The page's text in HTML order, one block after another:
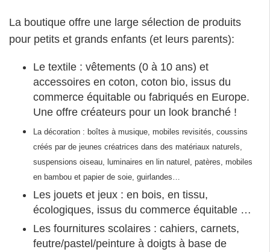
La boutique offre une large sélection de produits
pour petits et grands enfants (et leurs parents):
Le textile : vêtements (0 à 10 ans) et
accessoires en coton, coton bio, issus du
commerce équitable ou fabriqués en Europe.
Une offre créateurs pour un look branché !
La décoration : boîtes à musique, mobiles revisités, coussins
créés par de jeunes créatrices dans des matériaux naturels,
suspensions oiseau, luminaires en lin naturel, patères, mobiles
en bambou et papier de soie, guirlandes…
Les jouets et jeux : en bois, en tissu,
écologiques, issus du commerce équitable …
Les fournitures scolaires : cahiers, carnets,
feutre/pastel/peinture à doigts à base de